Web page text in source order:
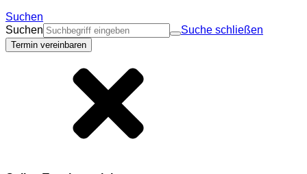
Suchen
Suchen
Suche schließen
Termin vereinbaren